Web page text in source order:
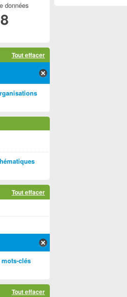
données
8
Tout effacer
Tout effacer
clés
Tout effacer